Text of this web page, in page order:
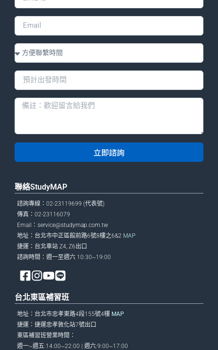
立即諮詢
聯絡StudyMAP
諮詢專線：02-23119699 (代表號)
傳真：02-23116079
Email： service@studymap.com.tw
地址：台北市中正區館前路6號8樓之6&2 MAP
捷運：台北車站 Z4, Z6出口
諮詢時間：週一至週六 10:30~19:00
台北東區補習班
地址：台北市忠孝東路4段155號4樓 MAP
捷運：捷運忠孝敦化站7號出口
東區補習班營業時間：
週一~週五:14:00~22:00 | 週六:9:00~17:00